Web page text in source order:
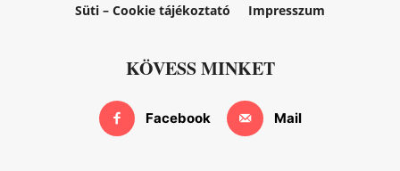
Süti – Cookie tájékoztató
Impresszum
KÖVESS MINKET
Facebook Mail